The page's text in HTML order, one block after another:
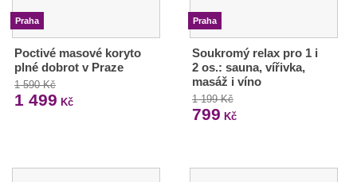
Praha
Poctivé masové koryto
plné dobrot v Praze
1 590 Kč
1 499 Kč
Praha
Soukromý relax pro 1 i
2 os.: sauna, vířivka,
masáž i víno
1 199 Kč
799 Kč